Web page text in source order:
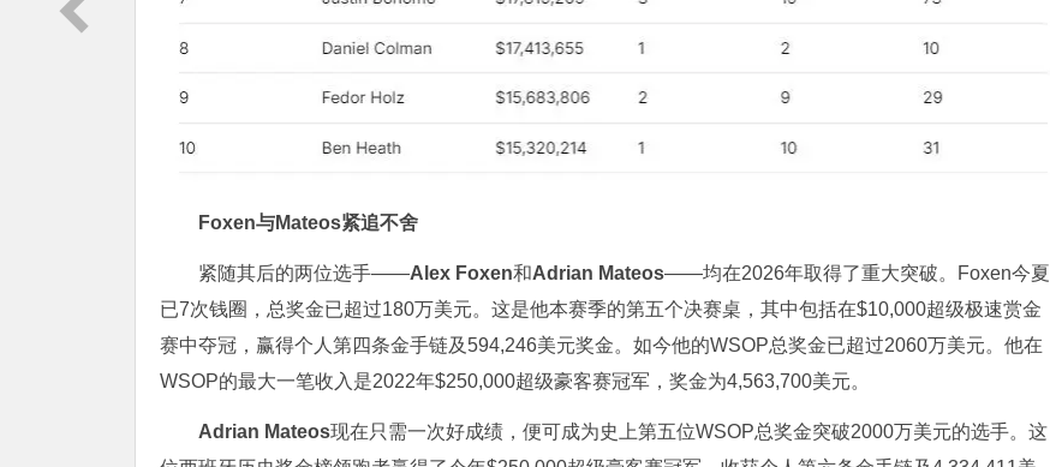
Foxen与Mateos紧追不舍
紧随其后的两位选手——Alex Foxen和Adrian Mateos——均在2026年取得了重大突破。Foxen今夏
已7次钱圈，总奖金已超过180万美元。这是他本赛季的第五个决赛桌，其中包括在$10,000超级极速赏金
赛中夺冠，赢得个人第四条金手链及594,246美元奖金。如今他的WSOP总奖金已超过2060万美元。他在
WSOP的最大一笔收入是2022年$250,000超级豪客赛冠军，奖金为4,563,700美元。
Adrian Mateos现在只需一次好成绩，便可成为史上第五位WSOP总奖金突破2000万美元的选手。这